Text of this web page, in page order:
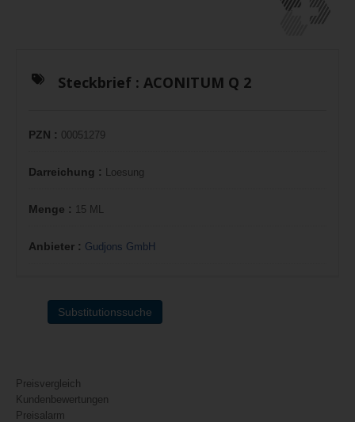
Steckbrief : ACONITUM Q 2
PZN : 00051279
Darreichung : Loesung
Menge : 15 ML
Anbieter : Gudjons GmbH
Substitutionssuche
Preisvergleich
Kundenbewertungen
Preisalarm